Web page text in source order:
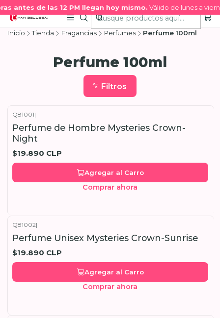
antes de las 12 PM llegan hoy mismo.Válido de lunes a
Inicio Tienda Fragancias Perfumes Perfume 100ml
Perfume 100ml
Filtros
Q81001|
Perfume de Hombre Mysteries Crown-
Night
$19.890 CLP
Agregar al Carro
Comprar ahora
Q81002|
Perfume Unisex Mysteries Crown-Sunrise
$19.890 CLP
Agregar al Carro
Comprar ahora